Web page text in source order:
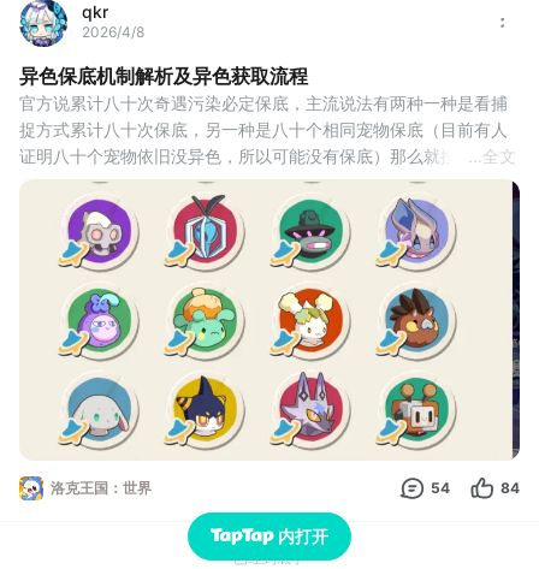
qkr
2026/4/8
异色保底机制解析及异色获取流程
官方说累计八十次奇遇污染必定保底，主流说法有两种一种是看捕
捉方式累计八十次保底，另一种是八十个相同宠物保底（目前有人
证明八十个宠物依旧没异色，所以可能没有保底）那么就按第一种
说法。
捕捉方式分为三种，依据最近捕捉的一两百只宠物判定（三到四次
污染），分为家族捕捉（只抓大量同一家族的），系别捕捉（只抓
同一系别且包含大量不同家族的），随机捕捉（各系别池过度状态
和大世界随意捕捉），这三种捕捉方式达到八十次
全文
洛克王国：世界 54 84
已经到底了
内打开